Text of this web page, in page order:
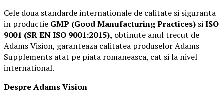
Cele doua standarde internationale de calitate si siguranta
in productie GMP (Good Manufacturing Practices) siISO
9001 (SR EN ISO 9001:2015), obtinute anul trecut de
Adams Vision, garanteaza calitatea produselor Adams
Supplements atat pe piata romaneasca, cat si la nivel
international.
Despre Adams Vision